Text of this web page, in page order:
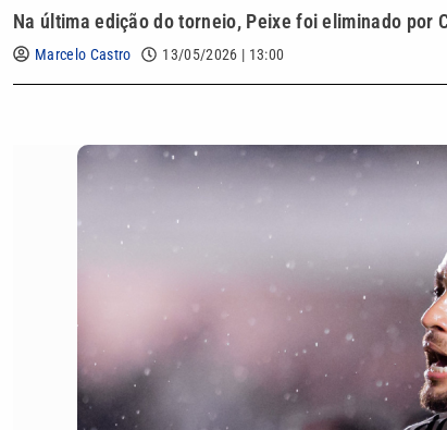
Na última edição do torneio, Peixe foi eliminado por
Marcelo Castro 13/05/2026 | 13:00